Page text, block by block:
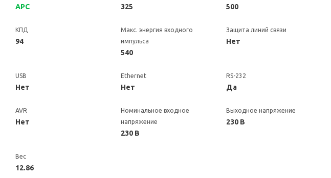
APC 325 500
КПД
94
Макс. энергия входного
импульса
540
Защита линий связи
Нет
USB
Нет
Ethernet
Нет
RS-232
Да
AVR
Нет
Номинальное входное
напряжение
230 В
Выходное напряжение
230 В
Вес
12.86